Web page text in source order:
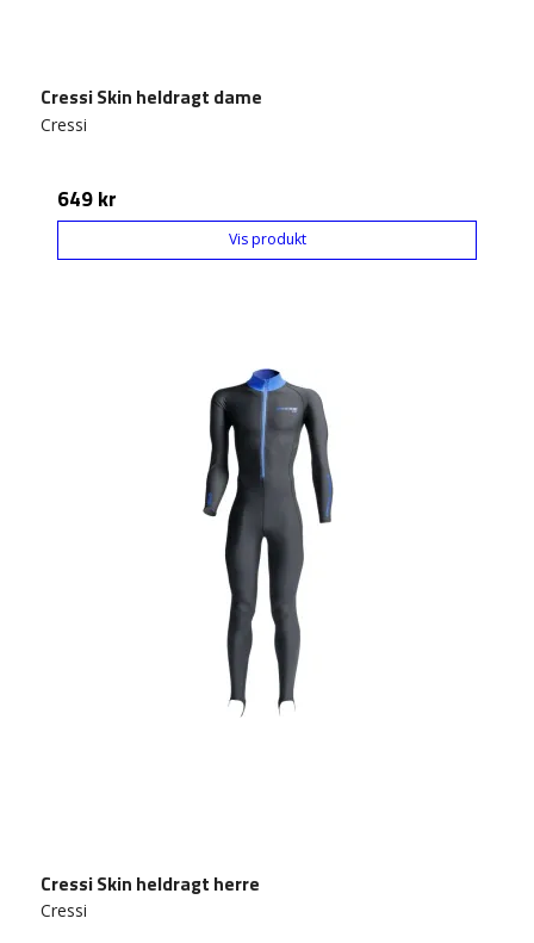
Cressi Skin heldragt dame
Cressi
649 kr
Vis produkt
Cressi Skin heldragt herre
Cressi